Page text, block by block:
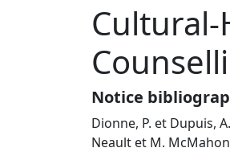
Notice
Dionne, P. et Dupuis,
Neault et M.